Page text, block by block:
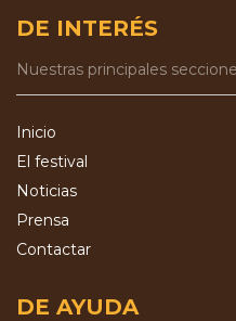
DE INTERÉS
Nuestras principales
Inicio
El festival
Noticias
Prensa
Contactar
DE AYUDA